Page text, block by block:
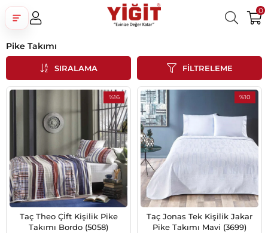
0
Üye Girişi
Google İle Bağlan
Pike Takımı
FILTRELEME
SIRALAMA
%16
İndirim
%16İndirim
Taç Theo Çİft Kişilik Pike
Takımı Bordo (5058)
%10
%10İndirim
Taç Jonas Tek Kişilik Jakar
Pike Takımı Mavi (3699)